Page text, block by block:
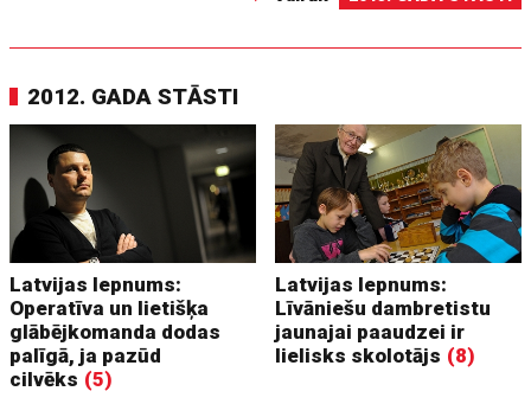
2012. GADA STĀSTI
Latvijas lepnums:
Operatīva un lietišķa
glābējkomanda dodas
palīgā, ja pazūd
cilvēks (5)
Latvijas lepnums:
Līvāniešu dambretistu
jaunajai paaudzei ir
lielisks skolotājs (8)